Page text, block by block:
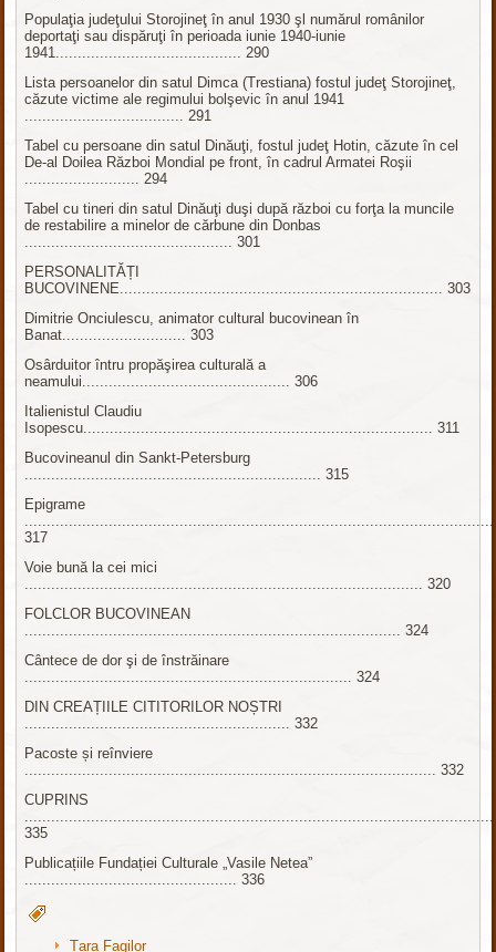
Populaţia judeţului Storojineţ în anul 1930 şl numărul românilor
deportaţi sau dispăruţi în perioada iunie 1940-iunie
1941.......................................... 290
Lista persoanelor din satul Dimca (Trestiana) fostul judeţ Storojineţ,
căzute victime ale regimului bolşevic în anul 1941
.................................... 291
Tabel cu persoane din satul Dinăuţi, fostul judeţ Hotin, căzute în cel
De-al Doilea Război Mondial pe front, în cadrul Armatei Roşii
.......................... 294
Tabel cu tineri din satul Dinăuţi duşi după război cu forţa la muncile
de restabilire a minelor de cărbune din Donbas
............................................... 301
PERSONALITĂȚI
BUCOVINENE......................................................................... 303
Dimitrie Onciulescu, animator cultural bucovinean în
Banat............................ 303
Osârduitor întru propăşirea culturală a
neamului............................................... 306
Italienistul Claudiu
Isopescu............................................................................... 311
Bucovineanul din Sankt-Petersburg
................................................................... 315
Epigrame
317
Voie bună la cei mici
.......................................................................................... 320
FOLCLOR BUCOVINEAN
..................................................................................... 324
Cântece de dor şi de înstrăinare
.......................................................................... 324
DIN CREAȚIILE CITITORILOR NOȘTRI
............................................................ 332
Pacoste și reînviere
............................................................................................. 332
CUPRINS
335
Publicațiile Fundației Culturale „Vasile Netea”
................................................ 336
Țara Fagilor